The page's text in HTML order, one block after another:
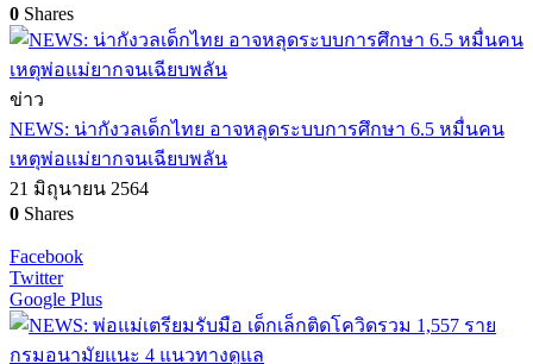
0 Shares
ข่าว
NEWS: น่ากังวลเด็กไทย อาจหลุดระบบการศึกษา 6.5 หมื่นคน
เหตุพ่อแม่ยากจนเฉียบพลัน
21 มิถุนายน 2564
0 Shares
Facebook
Twitter
Google Plus